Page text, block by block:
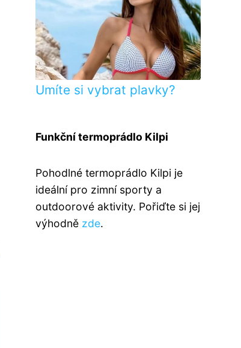
Umíte si vybrat plavky?
Funkční termoprádlo Kilpi
Pohodlné termoprádlo Kilpi je
ideální pro zimní sporty a
outdoorové aktivity. Pořiďte si jej
výhodně zde.